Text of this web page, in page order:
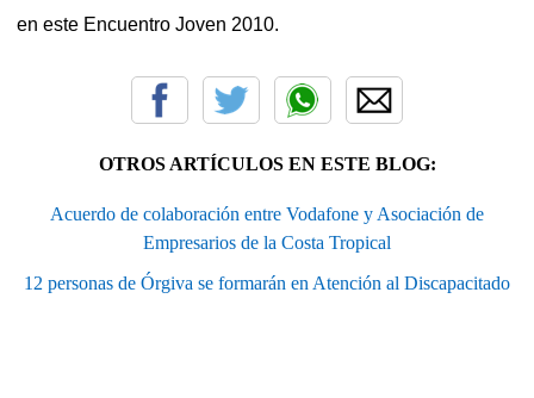
en este Encuentro Joven 2010.
OTROS ARTÍCULOS EN ESTE BLOG:
Acuerdo de colaboración entre Vodafone y Asociación de
Empresarios de la Costa Tropical
12 personas de Órgiva se formarán en Atención al Discapacitado